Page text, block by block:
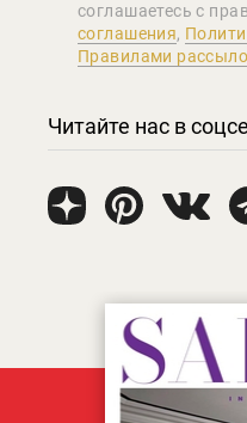
соглашаетеcь с
соглашения,
Правилами
Читайте нас в